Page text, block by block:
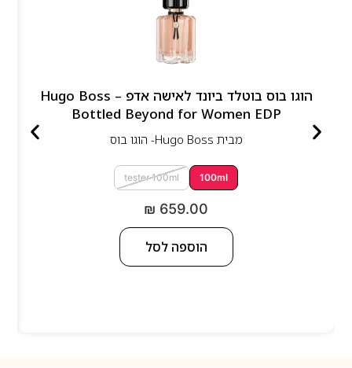
הוגו בוס בוטלד ביונד לאישה אדפ – Hugo Boss
Bottled Beyond for Women EDP
מבית Hugo Boss- הוגו בוס
100ml
tester 100ml
₪ 659.00
הוספה לסל